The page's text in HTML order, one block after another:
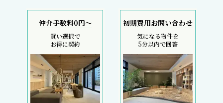
仲介手数料0円～
賢い選択で
お得に契約
初期費用お問い合わせ
気になる物件を
5分以内で回答